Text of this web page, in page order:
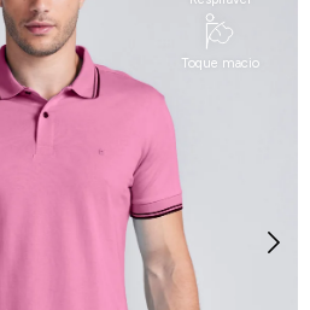
Toque macio